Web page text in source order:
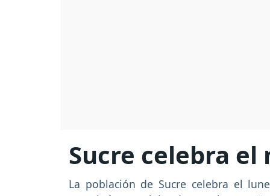
Sucre celebra
La población de Sucre celebra el